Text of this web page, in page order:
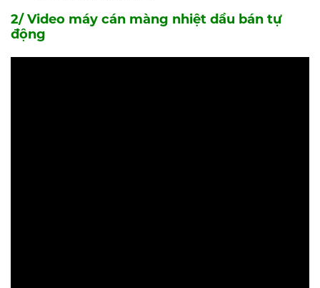
2/ Video máy cán màng nhiệt dầu bán tự
động